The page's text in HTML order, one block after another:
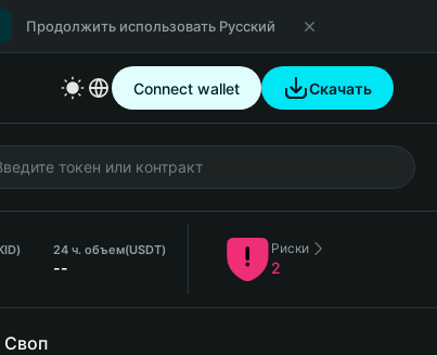
Продолжить использовать Русский
Connect wallet Скачать
24 ч. объем(USDT)
--
Риски
2
Своп